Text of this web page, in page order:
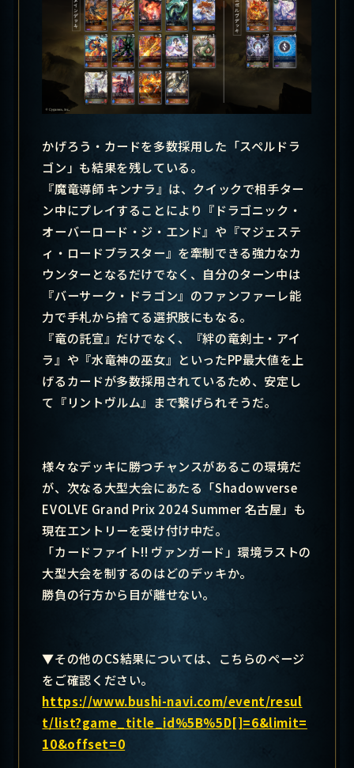
かげろう・カードを多数採用した「スペルドラ
ゴン」も結果を残している。
『魔竜導師 キンナラ』は、クイックで相手ター
ン中にプレイすることにより『ドラゴニック・
オーバーロード・ジ・エンド』や『マジェステ
ィ・ロードブラスター』を牽制できる強力なカ
ウンターとなるだけでなく、自分のターン中は
『バーサーク・ドラゴン』のファンファーレ能
力で手札から捨てる選択肢にもなる。
『竜の託宣』だけでなく、『絆の竜剣士・アイ
ラ』や『水竜神の巫女』といったPP最大値を上
げるカードが多数採用されているため、安定し
て『リントヴルム』まで繋げられそうだ。
様々なデッキに勝つチャンスがあるこの環境だ
が、次なる大型大会にあたる「Shadowverse
EVOLVE Grand Prix 2024 Summer 名古屋」も
現在エントリーを受け付け中だ。
「カードファイト!! ヴァンガード」環境ラストの
大型大会を制するのはどのデッキか。
勝負の行方から目が離せない。
▼その他のCS結果については、こちらのページ
をご確認ください。
https://www.bushi-navi.com/event/resul
t/list?game_title_id%5B%5D[]=6&limit=
10&offset=0